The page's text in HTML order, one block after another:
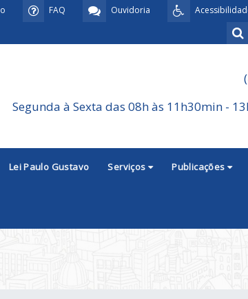
Ouvidoria
FAQ
Segunda à Sexta das 08h às 11h30min -
Lei Paulo Gustavo Serviços Publicações